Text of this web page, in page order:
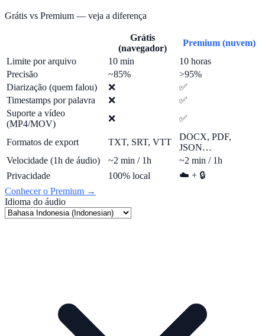
Grátis vs Premium — veja a diferença
Grátis
(navegador)
Premium (nuvem)
Limite por arquivo
10 min
10 horas
Precisão
~85%
>95%
Diarização (quem falou)
❌
✅
Timestamps por palavra
❌
✅
Suporte a vídeo
(MP4/MOV)
❌ ✅
Formatos de export TXT, SRT, VTT
DOCX, PDF,
JSON…
Velocidade (1h de áudio)
~2 min / 1h
~2 min / 1h
Privacidade
100% local
☁️ + 🔒
Conhecer o Premium →
Idioma do áudio